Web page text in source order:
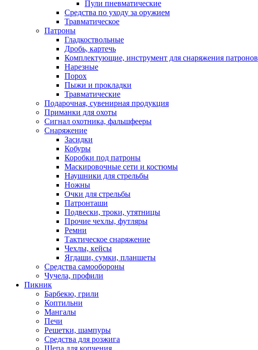
Пули пневматические
Средства по уходу за оружием
Травматическое
Патроны
Гладкоствольные
Дробь, картечь
Комплектующие, инструмент для снаряжения патронов
Нарезные
Порох
Пыжи и прокладки
Травматические
Подарочная, сувенирная продукция
Приманки для охоты
Сигнал охотника, фальшфееры
Снаряжение
Засидки
Кобуры
Коробки под патроны
Маскировочные сети и костюмы
Наушники для стрельбы
Ножны
Очки для стрельбы
Патронташи
Подвески, троки, утятницы
Прочие чехлы, футляры
Ремни
Тактическое снаряжение
Чехлы, кейсы
Ягдаши, сумки, планшеты
Средства самообороны
Чучела, профили
Пикник
Барбекю, грили
Коптильни
Мангалы
Печи
Решетки, шампуры
Средства для розжига
Щепа для копчения